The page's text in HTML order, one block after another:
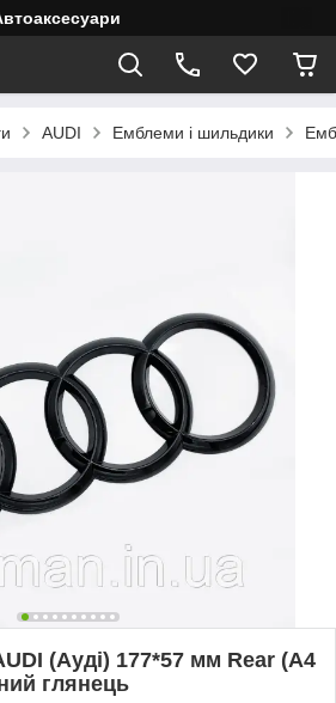
AUDI Емблеми і шильдики
(Ауді) 177*57 мм Rear (A4
глянець